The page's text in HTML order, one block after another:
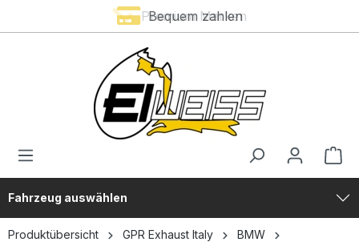
Premium Marken
Bequem zahlen
Fahrzeug auswählen
Produktübersicht GPR Exhaust Italy
BMW